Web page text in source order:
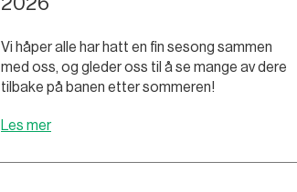
Vi håper alle har hatt en fin sesong sammen
med oss, og gleder oss til å se mange av dere
tilbake på banen etter sommeren!
Les mer